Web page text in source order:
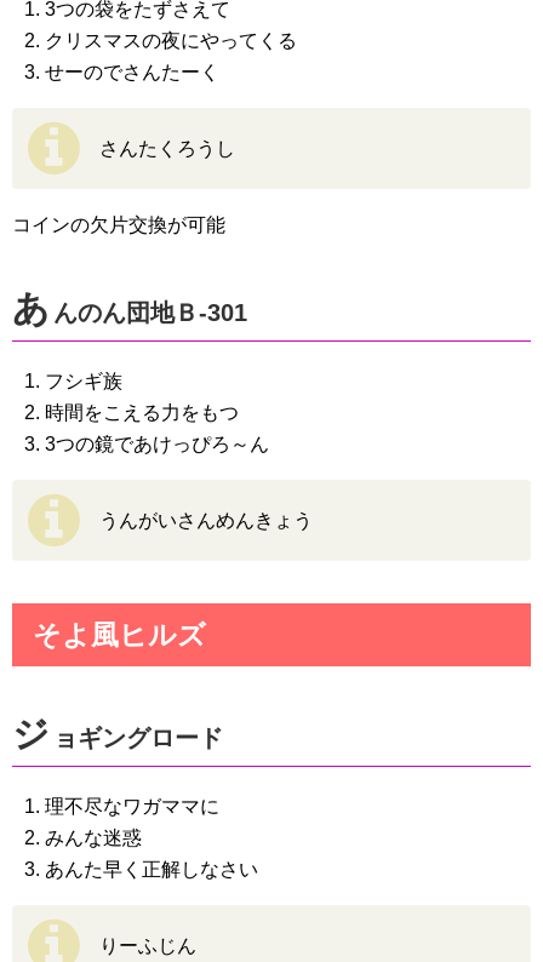
3つの袋をたずさえて
クリスマスの夜にやってくる
せーのでさんたーく
さんたくろうし
コインの欠片交換が可能
あ んのん団地Ｂ-301
フシギ族
時間をこえる力をもつ
3つの鏡であけっぴろ～ん
うんがいさんめんきょう
そよ風ヒルズ
ジ ョギングロード
理不尽なワガママに
みんな迷惑
あんた早く正解しなさい
りーふじん